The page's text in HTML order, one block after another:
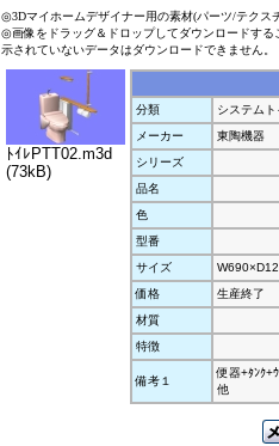
◎3Dマイホームデザイナー用の素材(パーツ/テクス
◎画像をドラッグ＆ドロップしてダウンロードす
示されていないデータはダウンロードできません。
ﾄｲﾚPTT02.m3d
(73kB)
分類
システムト
メーカー
東陶機器
シリーズ
品名
色
型番
サイズ
価格
生産終了
材質
特徴
備考１
便器+ﾀﾝｸ+
他